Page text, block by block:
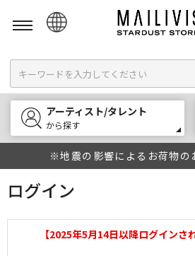
English
한국어
中文
アーティスト/タレント
から探す
※地震の影響によるお荷物の
ログイン
【2025年5月14日以降ログインさ